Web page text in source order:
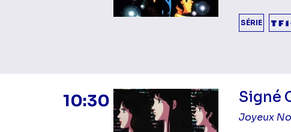
SÉRIE
10:30 Signé
Joyeux